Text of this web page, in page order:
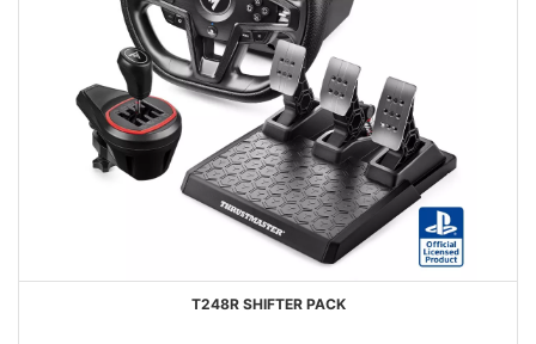
T248R SHIFTER PACK